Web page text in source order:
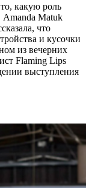
какую роль
Amanda Matuk
что
и кусочки
из вечерних
Flaming Lips
выступления